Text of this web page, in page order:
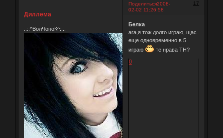
Поделиться 17
2008-
02-02 11:26:58
Диллема
..::^ВолЧоноК^::..
Белка
ага,я тож долго играю, щас
еще одновременно в 5
играю
те нрава ТН?
0